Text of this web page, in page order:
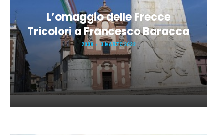
L’omaggio delle Frecce
Tricolori a Francesco Baracca
2008 3 MARZO 2022